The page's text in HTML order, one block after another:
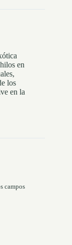
en
los
en la
campos